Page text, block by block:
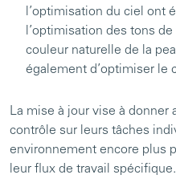
l’optimisation du ciel ont
l’optimisation des tons
couleur naturelle de la
également d’optimiser le
La mise à jour vise à donner
contrôle sur leurs tâches
environnement encore plus
leur flux de travail spécifique.